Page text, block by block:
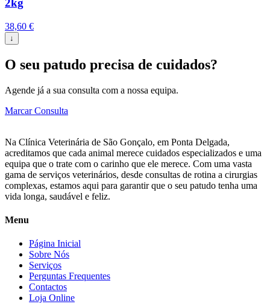
2kg
38,60 €
↓
O seu patudo precisa de cuidados?
Agende já a sua consulta com a nossa equipa.
Marcar Consulta
Na Clínica Veterinária de São Gonçalo, em Ponta Delgada,
acreditamos que cada animal merece cuidados especializados e uma
equipa que o trate com o carinho que ele merece. Com uma vasta
gama de serviços veterinários, desde consultas de rotina a cirurgias
complexas, estamos aqui para garantir que o seu patudo tenha uma
vida longa, saudável e feliz.
Menu
Página Inicial
Sobre Nós
Serviços
Perguntas Frequentes
Contactos
Loja Online